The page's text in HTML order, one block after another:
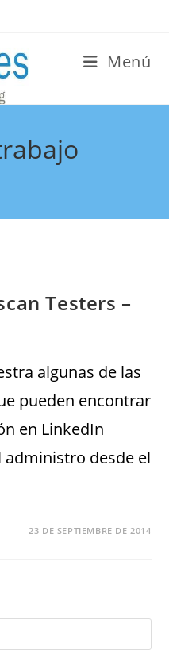
Menú
Testers –
algunas de las
pueden encontrar
en LinkedIn
administro desde el
23 DE SEPTIEMBRE DE 2014